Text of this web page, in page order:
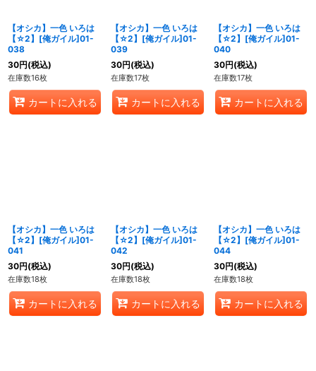
【オシカ】一色 いろは
【☆2】[俺ガイル]01-
038
30円(税込)
在庫数16枚
カートに入れる
【オシカ】一色 いろは
【☆2】[俺ガイル]01-
039
30円(税込)
在庫数17枚
カートに入れる
【オシカ】一色 いろは
【☆2】[俺ガイル]01-
040
30円(税込)
在庫数17枚
カートに入れる
【オシカ】一色 いろは
【☆2】[俺ガイル]01-
041
30円(税込)
在庫数18枚
カートに入れる
【オシカ】一色 いろは
【☆2】[俺ガイル]01-
042
30円(税込)
在庫数18枚
カートに入れる
【オシカ】一色 いろは
【☆2】[俺ガイル]01-
044
30円(税込)
在庫数18枚
カートに入れる